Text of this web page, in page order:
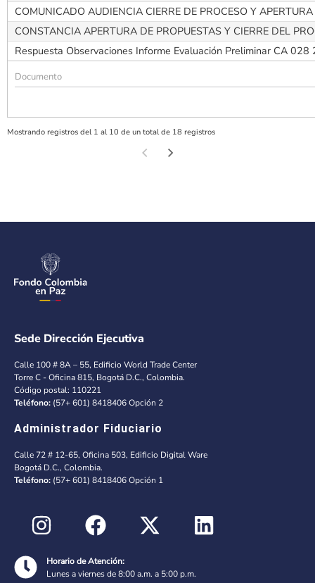
COMUNICADO AUDIENCIA CIERRE DE PROCESO Y
CONSTANCIA APERTURA DE PROPUESTAS Y CIERRE DEL
Respuesta Observaciones Informe Evaluación Preliminar CA 028
Mostrando registros del 1 al 10 de un total de 18 registros
Sede Dirección Ejecutiva
Calle 100 # 8A – 55, Edificio World Trade Center
Torre C - Oficina 815, Bogotá D.C., Colombia.
Código postal: 110221
Teléfono: (57+ 601) 8418406 Opción 2
Administrador Fiduciario
Calle 72 # 12-65, Oficina 503, Edificio Digital Ware
Bogotá D.C., Colombia.
Teléfono: (57+ 601) 8418406 Opción 1
Horario de Atención:
Lunes a viernes de 8:00 a.m. a 5:00 p.m.